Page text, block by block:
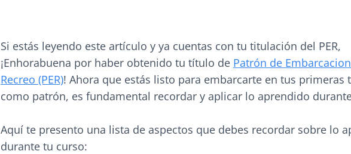
Si estás leyendo este artículo y ya cuentas con tu titulación del PER,
¡Enhorabuena por haber obtenido tu título de Patrón de
Recreo (PER)! Ahora que estás listo para embarcarte en tus primeras
como patrón, es fundamental recordar y aplicar lo aprendido
Aquí te presento una lista de aspectos que debes recordar sobre lo
durante tu curso: